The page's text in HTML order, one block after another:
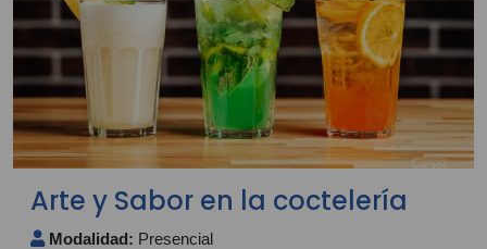
Arte y Sabor en la coctelería
Modalidad: Presencial